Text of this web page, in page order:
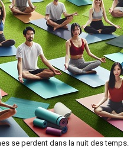
se perdent dans la nuit des temps.